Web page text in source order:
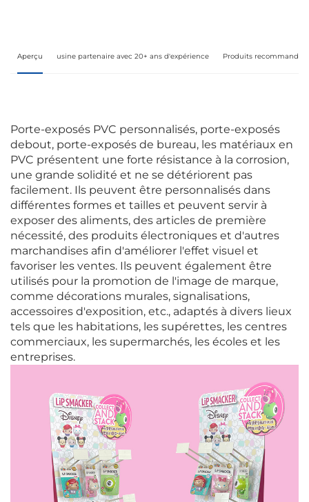
Aperçu usine partenaire avec 20+ ans d'expérience Produits recommandés
Porte-exposés PVC personnalisés, porte-exposés
debout, porte-exposés de bureau, les matériaux en
PVC présentent une forte résistance à la corrosion,
une grande solidité et ne se détériorent pas
facilement. Ils peuvent être personnalisés dans
différentes formes et tailles et peuvent servir à
exposer des aliments, des articles de première
nécessité, des produits électroniques et d'autres
marchandises afin d'améliorer l'effet visuel et
favoriser les ventes. Ils peuvent également être
utilisés pour la promotion de l'image de marque,
comme décorations murales, signalisations,
accessoires d'exposition, etc., adaptés à divers lieux
tels que les habitations, les supérettes, les centres
commerciaux, les supermarchés, les écoles et les
entreprises.